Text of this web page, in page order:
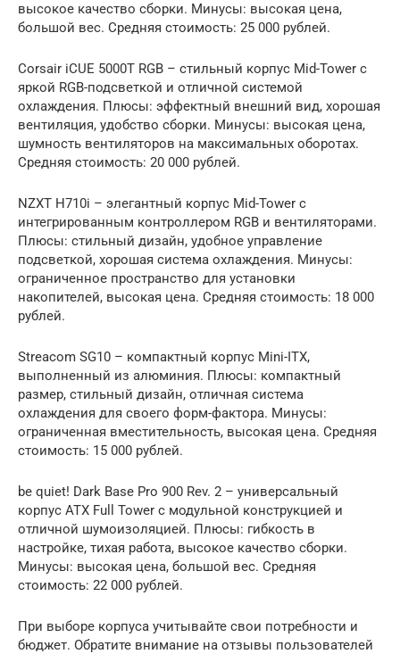
высокое качество сборки. Минусы: высокая цена,
большой вес. Средняя стоимость: 25 000 рублей.
Corsair iCUE 5000T RGB – стильный корпус Mid-Tower с
яркой RGB-подсветкой и отличной системой
охлаждения. Плюсы: эффектный внешний вид, хорошая
вентиляция, удобство сборки. Минусы: высокая цена,
шумность вентиляторов на максимальных оборотах.
Средняя стоимость: 20 000 рублей.
NZXT H710i – элегантный корпус Mid-Tower с
интегрированным контроллером RGB и вентиляторами.
Плюсы: стильный дизайн, удобное управление
подсветкой, хорошая система охлаждения. Минусы:
ограниченное пространство для установки
накопителей, высокая цена. Средняя стоимость: 18 000
рублей.
Streacom SG10 – компактный корпус Mini-ITX,
выполненный из алюминия. Плюсы: компактный
размер, стильный дизайн, отличная система
охлаждения для своего форм-фактора. Минусы:
ограниченная вместительность, высокая цена. Средняя
стоимость: 15 000 рублей.
be quiet! Dark Base Pro 900 Rev. 2 – универсальный
корпус ATX Full Tower с модульной конструкцией и
отличной шумоизоляцией. Плюсы: гибкость в
настройке, тихая работа, высокое качество сборки.
Минусы: высокая цена, большой вес. Средняя
стоимость: 22 000 рублей.
При выборе корпуса учитывайте свои потребности и
бюджет. Обратите внимание на отзывы пользователей